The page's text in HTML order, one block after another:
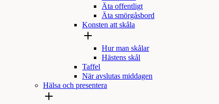
Äta offentligt
Äta smörgåsbord
Konsten att skåla
Hur man skålar
Hästens skål
Taffel
När avslutas middagen
Hälsa och presentera